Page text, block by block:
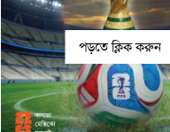
পড়তে ক্লিক করুন